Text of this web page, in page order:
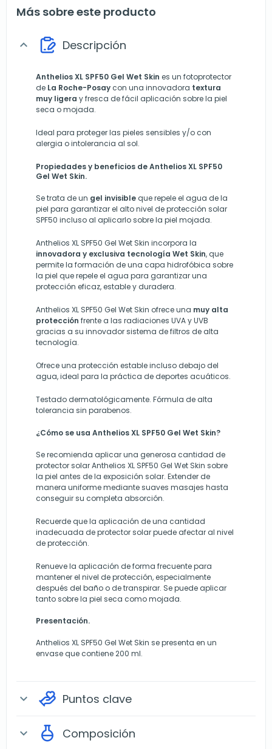
Más sobre este producto
expand_more Descripción
Anthelios XL SPF50 Gel Wet Skin es un fotoprotector
de La Roche-Posay con una innovadora textura
muy ligera y fresca de fácil aplicación sobre la piel
seca o mojada.
Ideal para proteger las pieles sensibles y/o con
alergia o intolerancia al sol.
Propiedades y beneficios de Anthelios XL SPF50
Gel Wet Skin.
Se trata de un gel invisible que repele el agua de la
piel para garantizar el alto nivel de protección solar
SPF50 incluso al aplicarlo sobre la piel mojada.
Anthelios XL SPF50 Gel Wet Skin incorpora la
innovadora y exclusiva tecnología Wet Skin, que
permite la formación de una capa hidrofóbica sobre
la piel que repele el agua para garantizar una
protección eficaz, estable y duradera.
Anthelios XL SPF50 Gel Wet Skin ofrece una muy alta
protección frente a las radiaciones UVA y UVB
gracias a su innovador sistema de filtros de alta
tecnología.
Ofrece una protección estable incluso debajo del
agua, ideal para la práctica de deportes acuáticos.
Testado dermatológicamente. Fórmula de alta
tolerancia sin parabenos.
¿Cómo se usa Anthelios XL SPF50 Gel Wet Skin?
Se recomienda aplicar una generosa cantidad de
protector solar Anthelios XL SPF50 Gel Wet Skin sobre
la piel antes de la exposición solar. Extender de
manera uniforme mediante suaves masajes hasta
conseguir su completa absorción.
Recuerde que la aplicación de una cantidad
inadecuada de protector solar puede afectar al nivel
de protección.
Renueve la aplicación de forma frecuente para
mantener el nivel de protección, especialmente
después del baño o de transpirar. Se puede aplicar
tanto sobre la piel seca como mojada.
Presentación.
Anthelios XL SPF50 Gel Wet Skin se presenta en un
envase que contiene 200 ml.
expand_more Puntos clave
expand_more Composición